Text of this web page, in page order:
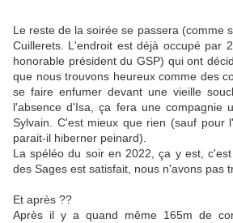
Le reste de la soirée se passera (comme
Cuillerets. L'endroit est déjà occupé par
honorable président du GSP) qui ont
que nous trouvons heureux comme des
se faire enfumer devant une vieille
l'absence d'Isa, ça fera une compagnie
Sylvain. C'est mieux que rien (sauf pour
parait-il hiberner peinard).
La spéléo du soir en 2022, ça y est,
des Sages est satisfait, nous n'avons pas
Et après ??
Après il y a quand même 165m de